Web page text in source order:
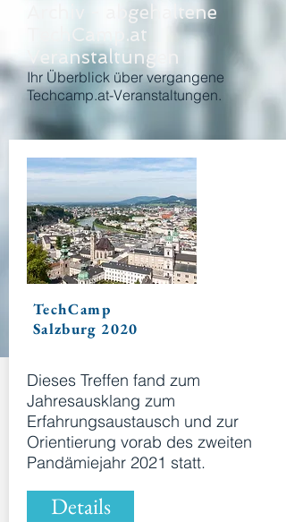
Archiv - abgehaltene
TechCamp.at
Veranstaltungen
Ihr Überblick über vergangene
Techcamp.at-Veranstaltungen.
TechCamp
Salzburg 2020
Dieses Treffen fand zum
Jahresausklang zum
Erfahrungsaustausch und zur
Orientierung vorab des zweiten
Pandämiejahr 2021 statt.
Details